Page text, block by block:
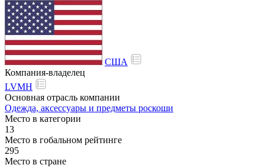
США
Компания-владелец
LVMH
Основная отрасль компании
Одежда, аксессуары и предметы роскоши
Место в категории
13
Место в гобальном рейтинге
295
Место в стране